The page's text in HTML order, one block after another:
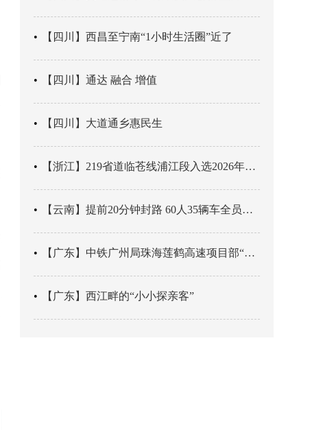
【四川】西昌至宁南“1小时生活圈”近了
【四川】通达 融合 增值
【四川】大道通乡惠民生
【浙江】219省道临苍线浦江段入选2026年度美丽公路项目展示交流活动名单
【云南】提前20分钟封路 60人35辆车全员平安
【广东】中铁广州局珠海莲鹤高速项目部“靶向施训”筑牢应急处置防线
【广东】西江畔的“小小探亲客”